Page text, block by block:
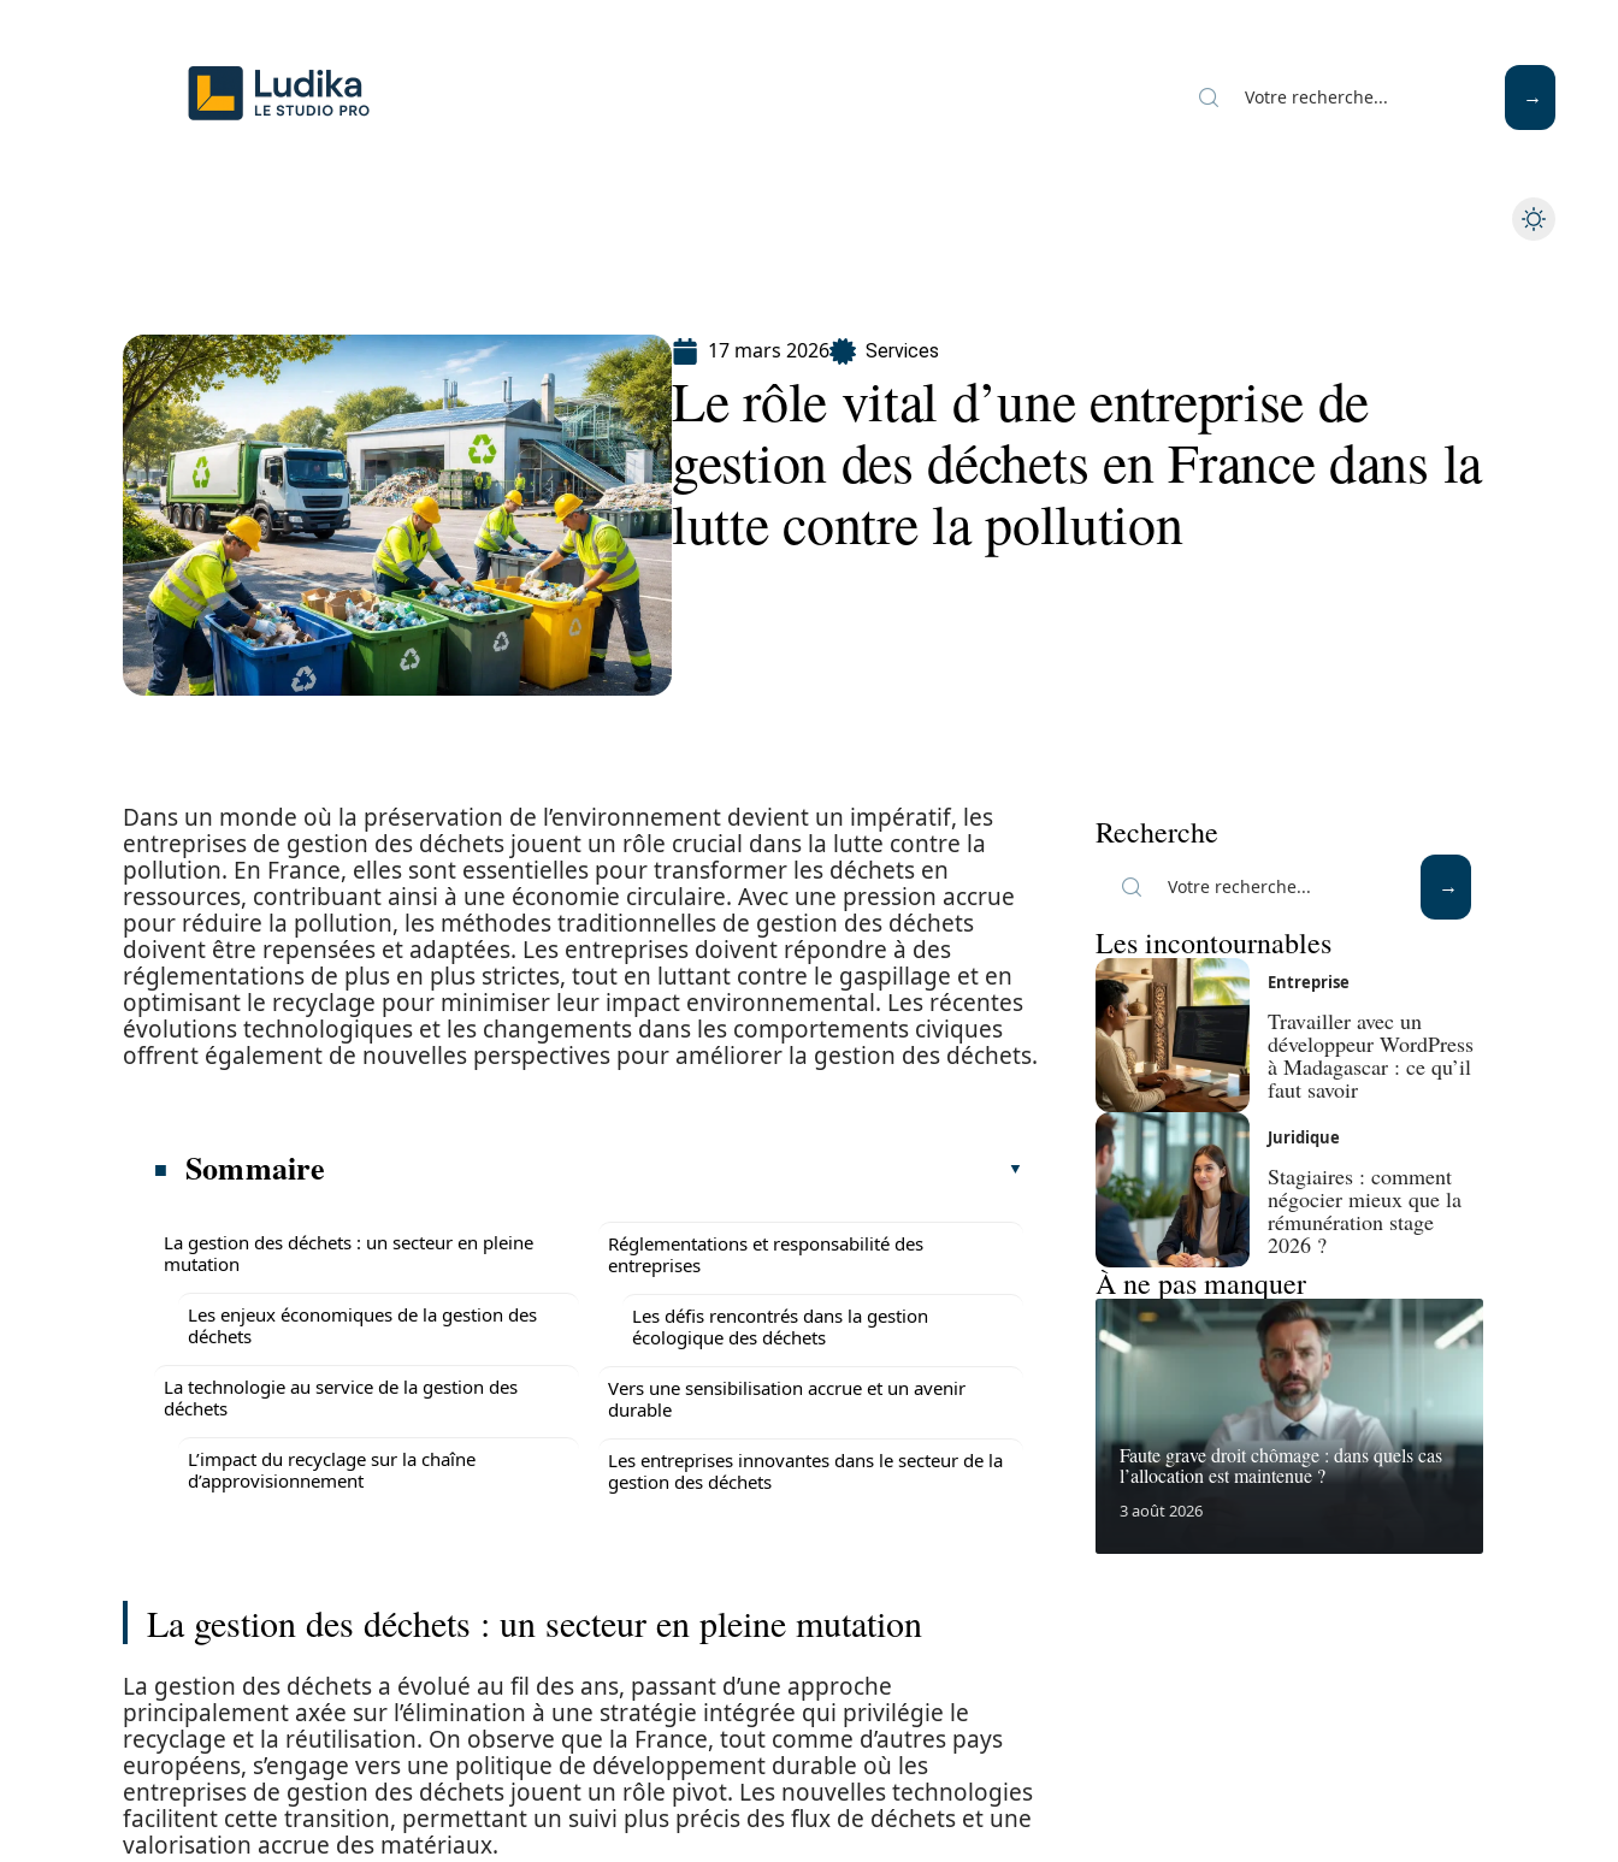
17 mars 2026 Services
Le rôle vital d’une entreprise de
gestion des déchets en France dans la
lutte contre la pollution
Dans un monde où la préservation de l’environnement devient un impératif, les
entreprises de gestion des déchets jouent un rôle crucial dans la lutte contre la
pollution. En France, elles sont essentielles pour transformer les déchets en
ressources, contribuant ainsi à une économie circulaire. Avec une pression accrue
pour réduire la pollution, les méthodes traditionnelles de gestion des déchets
doivent être repensées et adaptées. Les entreprises doivent répondre à des
réglementations de plus en plus strictes, tout en luttant contre le gaspillage et en
optimisant le recyclage pour minimiser leur impact environnemental. Les récentes
évolutions technologiques et les changements dans les comportements civiques
offrent également de nouvelles perspectives pour améliorer la gestion des déchets.
Sommaire
La gestion des déchets : un secteur en pleine
mutation
Les enjeux économiques de la gestion des
déchets
La technologie au service de la gestion des
déchets
L’impact du recyclage sur la chaîne
d’approvisionnement
Réglementations et responsabilité des
entreprises
Les défis rencontrés dans la gestion
écologique des déchets
Vers une sensibilisation accrue et un avenir
durable
Les entreprises innovantes dans le secteur de la
gestion des déchets
La gestion des déchets : un secteur en pleine mutation
La gestion des déchets a évolué au fil des ans, passant d’une approche
principalement axée sur l’élimination à une stratégie intégrée qui privilégie le
recyclage et la réutilisation. On observe que la France, tout comme d’autres pays
européens, s’engage vers une politique de développement durable où les
entreprises de gestion des déchets jouent un rôle pivot. Les nouvelles technologies
facilitent cette transition, permettant un suivi plus précis des flux de déchets et une
valorisation accrue des matériaux.
Recherche
Les incontournables
Entreprise
Travailler avec un
développeur WordPress
à Madagascar : ce qu’il
faut savoir
Juridique
Stagiaires : comment
négocier mieux que la
rémunération stage
2026 ?
À ne pas manquer
Faute grave droit chômage : dans quels cas
l’allocation est maintenue ?
3 août 2026